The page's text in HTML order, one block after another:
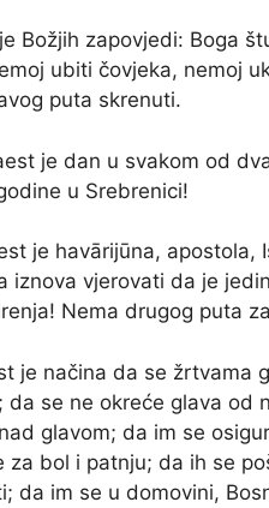
Božjih zapovjedi: Boga
ubiti čovjeka, nemoj
puta skrenuti.
je dan u svakom od
u Srebrenici!
je havārijūna,
iznova vjerovati da je
Nema drugog puta
je načina da se žrtvama
da se ne okreće glava od
glavom; da im se
za bol i patnju; da ih se
da im se u domovini,